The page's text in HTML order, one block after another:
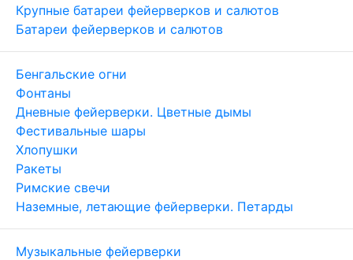
Крупные батареи фейерверков и салютов
Батареи фейерверков и салютов
Бенгальские огни
Фонтаны
Дневные фейерверки. Цветные дымы
Фестивальные шары
Хлопушки
Ракеты
Римские свечи
Наземные, летающие фейерверки. Петарды
Музыкальные фейерверки